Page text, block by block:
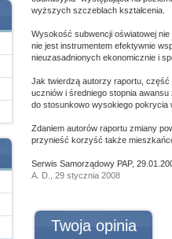
wyższych szczeblach kształcenia.
Wysokość subwencji oświatowej
nie jest instrumentem efektywnie
nieuzasadnionych ekonomicznie i
Jak twierdzą autorzy raportu, część
uczniów i średniego stopnia
do stosunkowo wysokiego pokrycia
Zdaniem autorów raportu zmiany
przynieść korzyść także
Serwis Samorządowy PAP,
A. D., 29 stycznia 2008
Twoja opinia